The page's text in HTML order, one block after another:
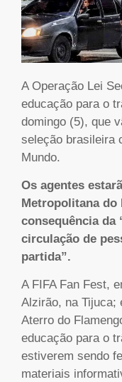
A Operação Lei
educação para o
domingo (5), que
seleção brasileira
Mundo.
Os agentes
Metropolitana do
consequência da
circulação de
partida”.
A FIFA Fan Fest,
Alzirão, na Tijuca;
Aterro do
educação para o
estiverem sendo
materiais